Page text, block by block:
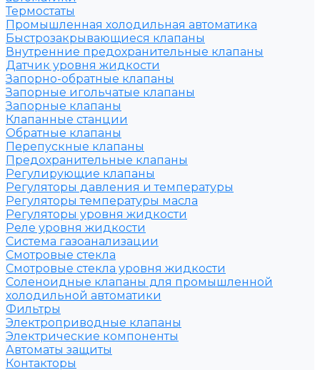
Термостаты
Промышленная холодильная автоматика
Быстрозакрывающиеся клапаны
Внутренние предохранительные клапаны
Датчик уровня жидкости
Запорно-обратные клапаны
Запорные игольчатые клапаны
Запорные клапаны
Клапанные станции
Обратные клапаны
Перепускные клапаны
Предохранительные клапаны
Регулирующие клапаны
Регуляторы давления и температуры
Регуляторы температуры масла
Регуляторы уровня жидкости
Реле уровня жидкости
Система газоанализации
Смотровые стекла
Смотровые стекла уровня жидкости
Соленоидные клапаны для промышленной
холодильной автоматики
Фильтры
Электроприводные клапаны
Электрические компоненты
Автоматы защиты
Контакторы